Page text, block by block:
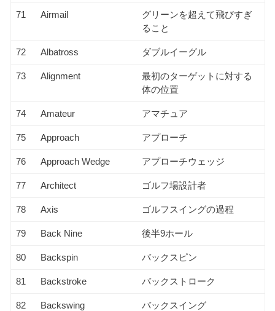
71 Airmail
グリーンを超えて飛びすぎ
ること
72 Albatross ダブルイーグル
73 Alignment
最初のターゲットに対する
体の位置
74 Amateur アマチュア
75 Approach アプローチ
76 Approach Wedge アプローチウェッジ
77 Architect ゴルフ場設計者
78 Axis ゴルフスイングの過程
79 Back Nine 後半9ホール
80 Backspin バックスピン
81 Backstroke バックストローク
82 Backswing バックスイング